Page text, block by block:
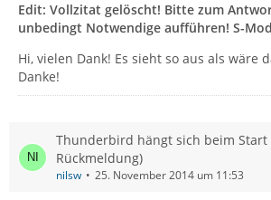
Edit: Vollzitat gelöscht! Bitte zum
unbedingt Notwendige aufführen! S-
Hi, vielen Dank! Es sieht so aus als wäre
Danke!
Thunderbird hängt sich beim Start
Rückmeldung)
nilsw 25. November 2014 um 11:53